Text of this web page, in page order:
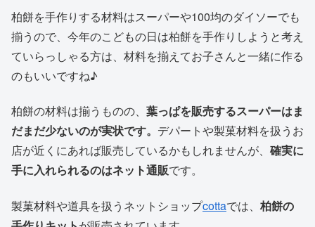
柏餅を手作りする材料はスーパーや100均のダイソーでも
揃うので、今年のこどもの日は柏餅を手作りしようと考え
ていらっしゃる方は、材料を揃えてお子さんと一緒に作る
のもいいですね♪
柏餅の材料は揃うものの、 葉っぱを販売するスーパーはま
だまだ少ないのが実状です。 デパートや製菓材料を扱うお
店が近くにあれば販売しているかもしれませんが、 確実に
手に入れられるのはネット通販です。
製菓材料や道具を扱うネットショップcottaでは、 柏餅の